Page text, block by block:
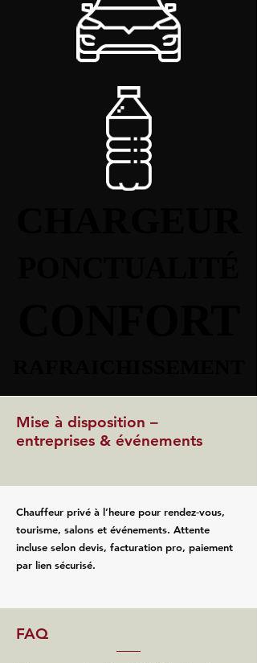
Mise à disposition –
entreprises & événements
Chauffeur privé à l’heure pour rendez‑vous,
tourisme, salons et événements. Attente
incluse selon devis, facturation pro, paiement
par lien sécurisé.
FAQ